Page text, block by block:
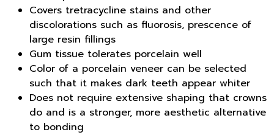
Covers tretracycline stains and other
discolorations such as fluorosis, prescence of
large resin fillings
Gum tissue tolerates porcelain well
Color of a porcelain veneer can be selected
such that it makes dark teeth appear whiter
Does not require extensive shaping that crowns
do and is a stronger, more aesthetic alternative
to bonding